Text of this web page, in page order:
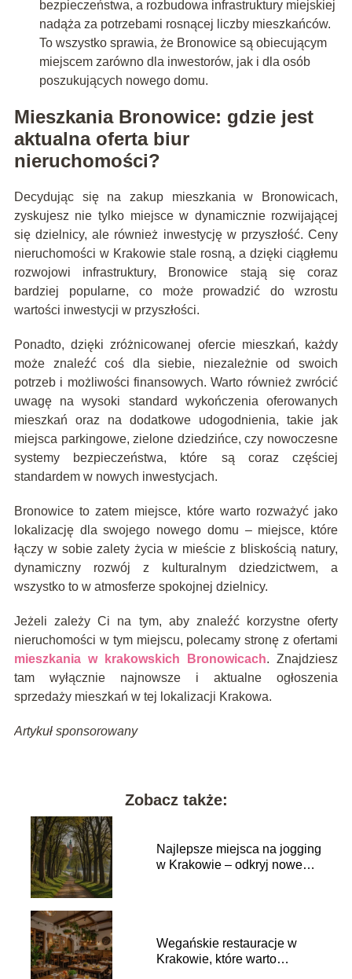
bezpieczeństwa, a rozbudowa infrastruktury miejskiej
nadąża za potrzebami rosnącej liczby mieszkańców.
To wszystko sprawia, że Bronowice są obiecującym
miejscem zarówno dla inwestorów, jak i dla osób
poszukujących nowego domu.
Mieszkania Bronowice: gdzie jest
aktualna oferta biur
nieruchomości?
Decydując się na zakup mieszkania w Bronowicach,
zyskujesz nie tylko miejsce w dynamicznie rozwijającej
się dzielnicy, ale również inwestycję w przyszłość. Ceny
nieruchomości w Krakowie stale rosną, a dzięki ciągłemu
rozwojowi infrastruktury, Bronowice stają się coraz
bardziej popularne, co może prowadzić do wzrostu
wartości inwestycji w przyszłości.
Ponadto, dzięki zróżnicowanej ofercie mieszkań, każdy
może znaleźć coś dla siebie, niezależnie od swoich
potrzeb i możliwości finansowych. Warto również zwrócić
uwagę na wysoki standard wykończenia oferowanych
mieszkań oraz na dodatkowe udogodnienia, takie jak
miejsca parkingowe, zielone dziedzińce, czy nowoczesne
systemy bezpieczeństwa, które są coraz częściej
standardem w nowych inwestycjach.
Bronowice to zatem miejsce, które warto rozważyć jako
lokalizację dla swojego nowego domu – miejsce, które
łączy w sobie zalety życia w mieście z bliskością natury,
dynamiczny rozwój z kulturalnym dziedzictwem, a
wszystko to w atmosferze spokojnej dzielnicy.
Jeżeli zależy Ci na tym, aby znaleźć korzystne oferty
nieruchomości w tym miejscu, polecamy stronę z ofertami
mieszkania w krakowskich Bronowicach. Znajdziesz
tam wyłącznie najnowsze i aktualne ogłoszenia
sprzedaży mieszkań w tej lokalizacji Krakowa.
Artykuł sponsorowany
Zobacz także:
Najlepsze miejsca na jogging
w Krakowie – odkryj nowe
Wegańskie restauracje w
Krakowie, które warto